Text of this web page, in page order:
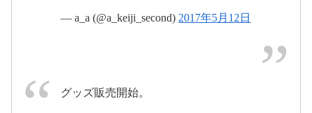
2017年5月
pic.twitter.com/RXi7LK8RQe
— a_a (@a_keiji_second) 2017年5月12日
グッズ販売開始。